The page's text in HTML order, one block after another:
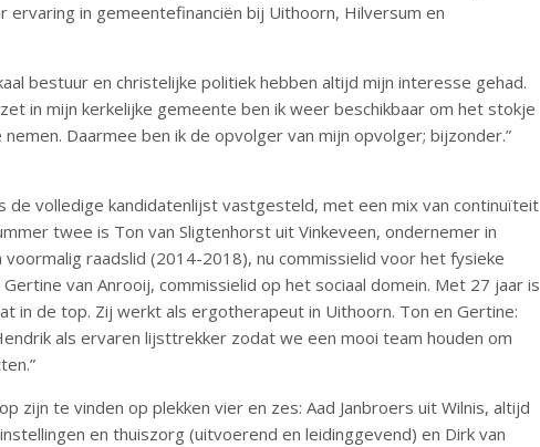
ervaring in gemeentefinanciën bij Uithoorn, Hilversum en
bestuur en christelijke politiek hebben altijd mijn interesse gehad.
in mijn kerkelijke gemeente ben ik weer beschikbaar om het stokje
Daarmee ben ik de opvolger van mijn opvolger; bijzonder.”
de volledige kandidatenlijst vastgesteld, met een mix van continuïteit
twee is Ton van Sligtenhorst uit Vinkeveen, ondernemer in
voormalig raadslid (2014-2018), nu commissielid voor het fysieke
van Anrooij, commissielid op het sociaal domein. Met 27 jaar is
in de top. Zij werkt als ergotherapeut in Uithoorn. Ton en Gertine:
als ervaren lijsttrekker zodat we een mooi team houden om
zijn te vinden op plekken vier en zes: Aad Janbroers uit Wilnis, altijd
en thuiszorg (uitvoerend en leidinggevend) en Dirk van